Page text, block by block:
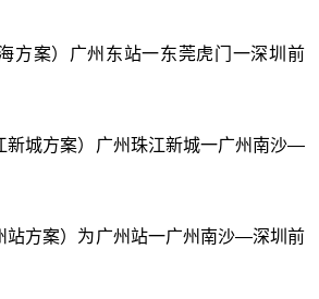
方案）广州东站一东莞虎门一深圳前
新城方案）广州珠江新城一广州南沙—
站方案）为广州站一广州南沙—深圳前